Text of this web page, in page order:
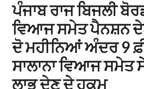
ਪੰਜਾਬ ਰਾਜ ਬਿਜਲੀ
ਵਿਆਜ ਸਮੇਤ ਪੈਨਸ਼ਨ
ਦੋ ਮਹੀਨਿਆਂ ਅੰਦਰ 9
ਸਾਲਾਨਾ ਵਿਆਜ ਸਮੇਤ
ਲਾਭ ਦੇਣ ਦੇ ਹੁਕਮ